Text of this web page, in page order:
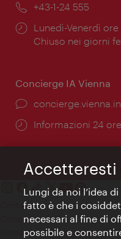
Telefono:
+43-1-24 555
Orari
di
Lunedì-Venerdì ore
Chiuso nei giorni
Concierge IA Vienna
Ort:
Öffnungszeiten:
Informazioni 24
Contatti
Colophon
Dichiarazione sulla protezione
Accetteresti
Lungi da noi l’idea
fatto è che i
necessari al fine di
possibile e